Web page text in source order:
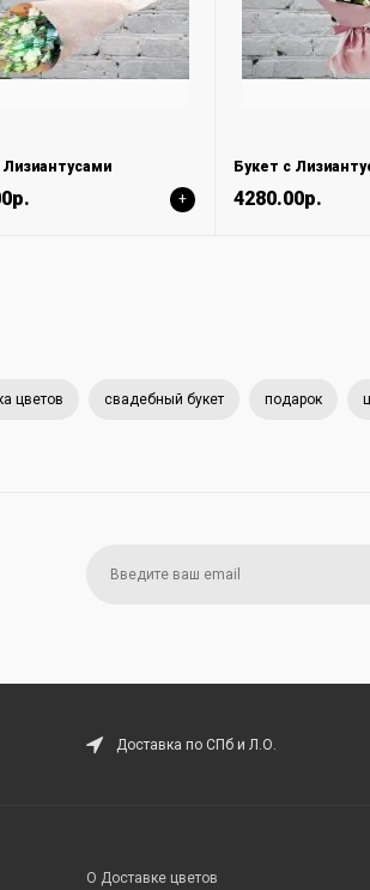
Лизиантусами
+ 4280.00р.
цветов свадебный букет подарок
Доставка по СПб и Л.О.
О Доставке цветов